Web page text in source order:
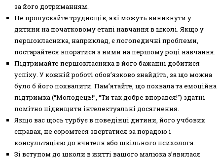
за його дотриманням.
Не пропускайте труднощів, які можуть виникнути у
дитини на початковому етапі навчання в школі. Якщо у
першокласника, наприклад, є логопедичні проблеми,
постарайтеся впоратися з ними на першому році навчання.
Підтримайте першокласника в його бажанні добитися
успіху. У кожній роботі обов’язково знайдіть, за що можна
було б його похвалити. Пам’ятайте, що похвала та емоційна
підтримка (“Молодець!”, “Ти так добре впорався!”) здатні
помітно підвищити інтелектуальні досягнення.
Якщо вас щось турбує в поведінці дитини, його учбових
справах, не соромтеся звертатися за порадою і
консультацією до вчителя або шкільного психолога.
Зі вступом до школи в житті вашого малюка з’явилася